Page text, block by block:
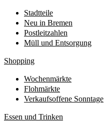
Stadtteile
Neu in Bremen
Postleitzahlen
Müll und Entsorgung
Shopping
Wochenmärkte
Flohmärkte
Verkaufsoffene Sonntage
Essen und Trinken